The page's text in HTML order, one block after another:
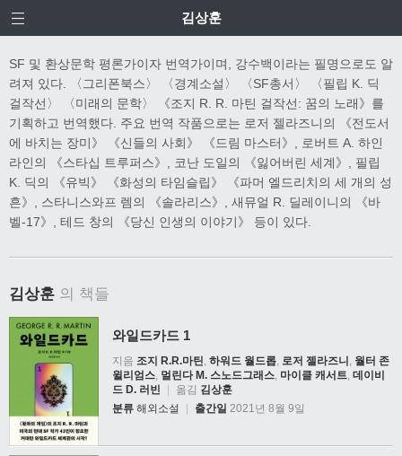
김상훈
SF 및 환상문학 평론가이자 번역가이며
강수백이라는 필명으로도 알
려져 있다
〈그리폰북스〉 〈경계소설〉 〈SF총서〉 〈필립 K. 딕
걸작선〉 〈미래의 문학〉 《조지 R. R. 마틴 걸작선: 꿈의 노래》를
기획하고 번역했다 주요 번역 작품으로는 로저 젤라즈니의 《전도서
에 바치는 장미》 《신들의 사회》 《드림 마스터》
로버트 A. 하인
라인의 《스타십 트루퍼스》
코난 도일의 《잃어버린 세계》
필립
K. 딕의 《유빅》 《화성의 타임슬립》 《파머 엘드리치의 세 개의 성
흔》
스타니스와프 렘의 《솔라리스》 새뮤얼 R. 딜레이니의 《바
벨-17》 테드 창의 《당신 인생의 이야기》 등이 있다
김상훈 의 책들
와일드카드 1
지음 조지 R.R.마틴, 하워드 월드롭, 로저 젤라즈니 , 월터 존
윌리엄스, 멀린다 M. 스노드그래스, 마이클 캐서트, 데이비
드 D. 러빈
옮김 김상훈
분류 해외소설 출간일 2021년 8월 9일